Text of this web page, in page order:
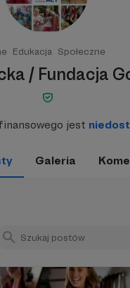
Edukacja Społeczne
/ Fundacja
jest
Galeria